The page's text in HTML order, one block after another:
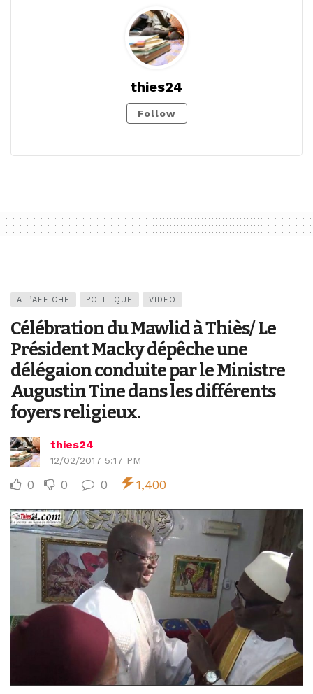
thies24
Follow
A L’AFFICHE POLITIQUE VIDEO
Célébration du Mawlid à Thiès/ Le
Président Macky dépêche une
délégaion conduite par le Ministre
Augustin Tine dans les différents
foyers religieux.
thies24
12/02/2017 5:17 PM
0 0 0 1,400